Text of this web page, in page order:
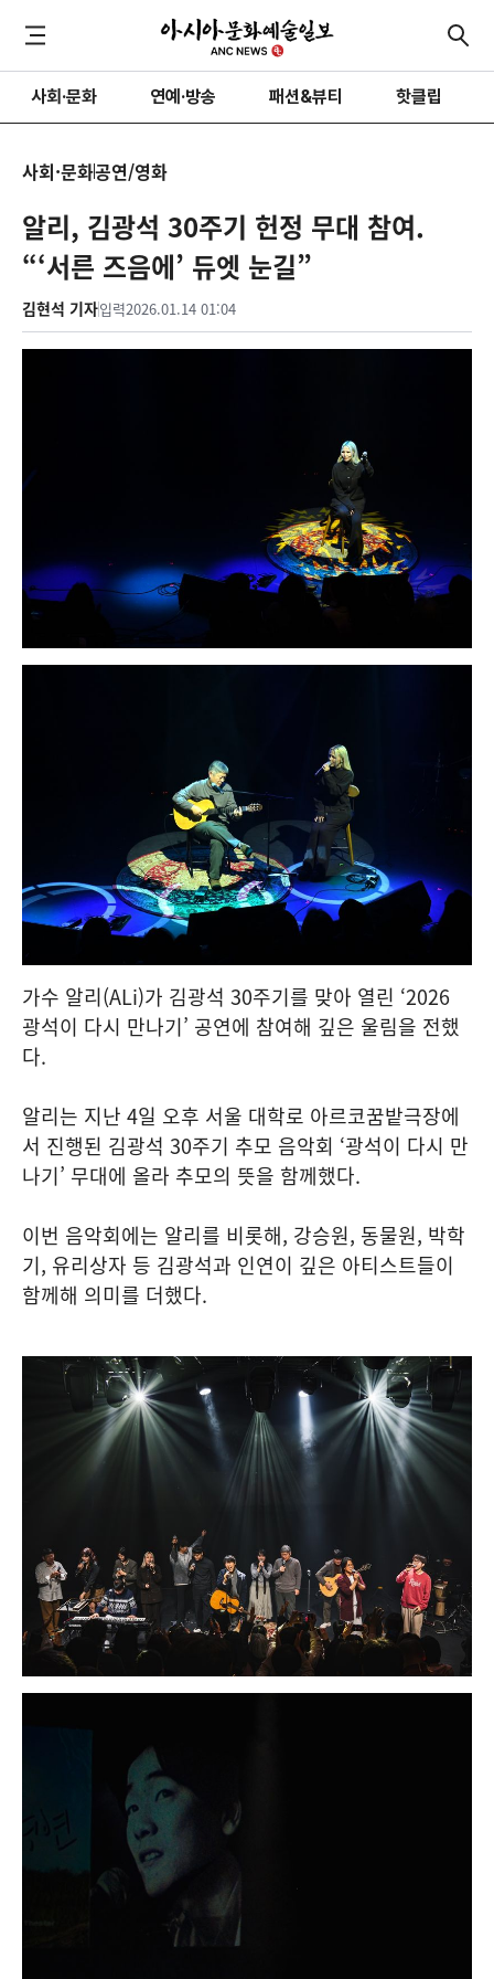
사회·문화 연예·방송 패션&뷰티 핫클립
사회·문화공연/영화
알리, 김광석 30주기 헌정 무대 참여.
“‘서른 즈음에’ 듀엣 눈길”
김현석 기자입력2026.01.14 01:04
가수 알리(ALi)가 김광석 30주기를 맞아 열린 ‘2026
광석이 다시 만나기’ 공연에 참여해 깊은 울림을 전했
다.
알리는 지난 4일 오후 서울 대학로 아르코꿈밭극장에
서 진행된 김광석 30주기 추모 음악회 ‘광석이 다시 만
나기’ 무대에 올라 추모의 뜻을 함께했다.
이번 음악회에는 알리를 비롯해, 강승원, 동물원, 박학
기, 유리상자 등 김광석과 인연이 깊은 아티스트들이
함께해 의미를 더했다.